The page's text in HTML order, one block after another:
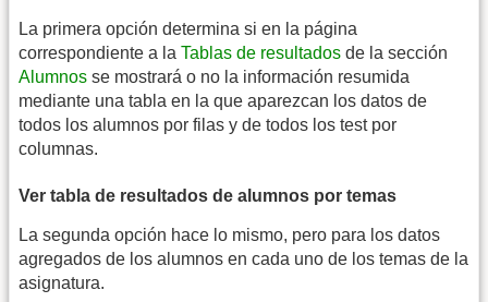
La primera opción determina si en la página
correspondiente a la Tablas de resultados de la sección
Alumnos se mostrará o no la información resumida
mediante una tabla en la que aparezcan los datos de
todos los alumnos por filas y de todos los test por
columnas.
Ver tabla de resultados de alumnos por temas
La segunda opción hace lo mismo, pero para los datos
agregados de los alumnos en cada uno de los temas de la
asignatura.